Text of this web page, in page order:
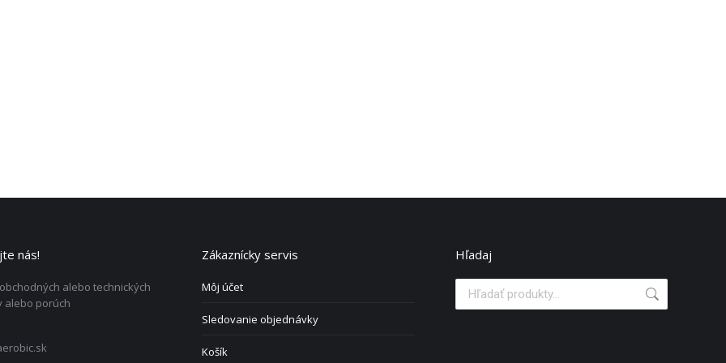
nás!
alebo technických
alebo porúch
Zákaznícky servis
Môj účet
Sledovanie objednávky
Košík
Hľadaj